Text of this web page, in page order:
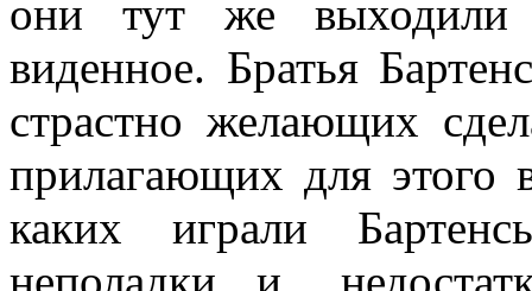
они тут же выходили
виденное. Братья
страстно желающих
прилагающих для
каких играли